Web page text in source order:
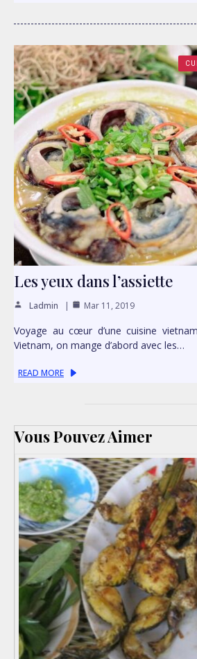
Les yeux dans l’assiette
Ladmin Mar 11, 2019
Voyage au cœur d’une cuisine
Vietnam, on mange d’abord avec les…
READ MORE
Vous Pouvez Aimer